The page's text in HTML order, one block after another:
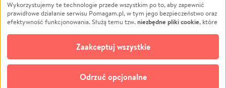
Pomoc Finansowa
Projekty
Pogrzeb
Społeczność lokalna
Kultura
Edukacja
Podróż
Impreza
Ochrona środowiska
Biznes
Wykorzystujemy te technologie przede wszystkim po to, aby zapewnić
prawidłowe działanie serwisu Pomagam.pl, w tym jego bezpieczeństwo oraz
efektywność funkcjonowania. Służą temu tzw.niezbędne pliki cookie, które
opcjonalnych plików cookie
technologii do celów analitycznych i retargetingowych. Możesz wyrazić
zgodę na ich stosowanie lub jej odmówić. W dowolnym momencie masz
możliwość zmiany swoich preferencji na stronie „Zarządzaj zgodami cookie”,
do której link znajdziesz w stopce serwisu Pomagam.pl. Opcjonalne pliki
Odrzuć opcjonalne
Zaakceptuj wszystkie